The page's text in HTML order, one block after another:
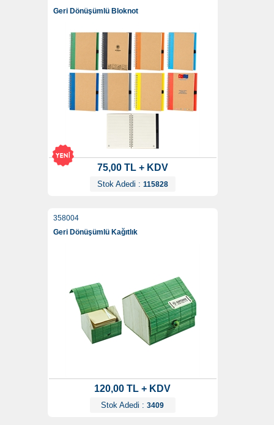
Geri Dönüşümlü Bloknot
75,00 TL + KDV
Stok Adedi : 115828
358004
Geri Dönüşümlü Kağıtlık
120,00 TL + KDV
Stok Adedi : 3409